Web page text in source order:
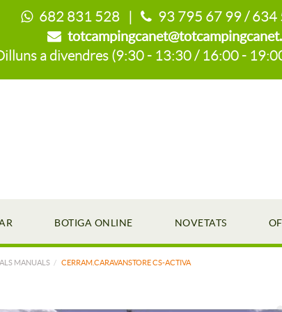
682 831 528 |
93 795 67 99 / 634
a divendres (9:30 - 13:30 / 16:00 -
BOTIGA ONLINE NOVETATS
MANUALS CERRAM.CARAVANSTORE CS-ACTIVA